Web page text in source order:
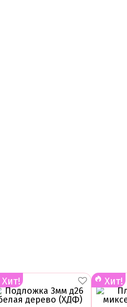
Хит! Хит!